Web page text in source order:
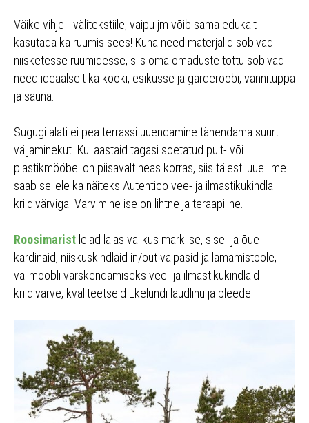
Väike vihje - välitekstiile, vaipu jm võib sama edukalt
kasutada ka ruumis sees! Kuna need materjalid sobivad
niisketesse ruumidesse, siis oma omaduste tõttu sobivad
need ideaalselt ka kööki, esikusse ja garderoobi, vannituppa
ja sauna.
Sugugi alati ei pea terrassi uuendamine tähendama suurt
väljaminekut. Kui aastaid tagasi soetatud puit- või
plastikmööbel on piisavalt heas korras, siis täiesti uue ilme
saab sellele ka näiteks Autentico vee- ja ilmastikukindla
kriidivärviga. Värvimine ise on lihtne ja teraapiline.
Roosimarist leiad laias valikus markiise, sise- ja õue
kardinaid, niiskuskindlaid in/out vaipasid ja lamamistoole,
välimööbli värskendamiseks vee- ja ilmastikukindlaid
kriidivärve, kvaliteetseid Ekelundi laudlinu ja pleede.